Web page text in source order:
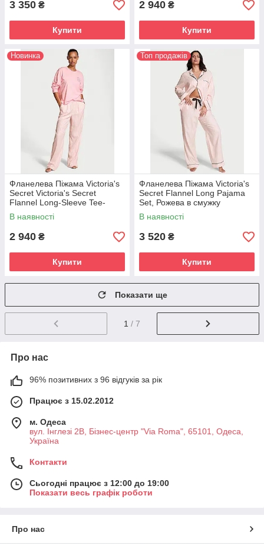
3 350 ₴
Купити
2 940 ₴
Купити
Новинка
Фланелева Піжама Victoria's
Secret Victoria's Secret
Flannel Long-Sleeve Tee-
Jama Set, Рожева в смужку
В наявності
2 940 ₴
Купити
Топ продажів
Фланелева Піжама Victoria's
Secret Flannel Long Pajama
Set, Рожева в смужку
В наявності
3 520 ₴
Купити
Показати ще
1 / 7
Про нас
96% позитивних з 96 відгуків за рік
Працює з 15.02.2012
м. Одеса
вул. Інглезі 2В, Бізнес-центр "Via Roma", 65101, Одеса,
Україна
Контакти
Сьогодні працює з 12:00 до 19:00
Показати весь графік роботи
Про нас